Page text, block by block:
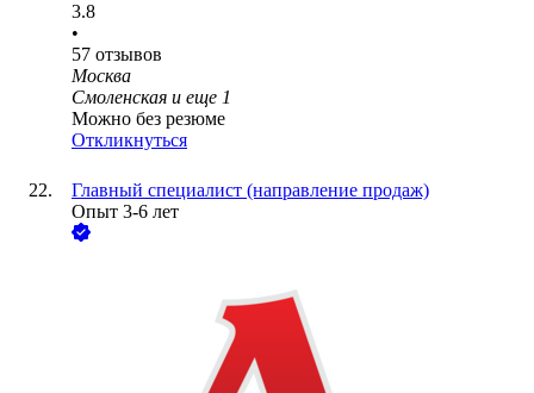
3.8
•
57 отзывов
Москва
Смоленская и еще 1
Можно без резюме
Откликнуться
Главный специалист (направление продаж)
Опыт 3-6 лет